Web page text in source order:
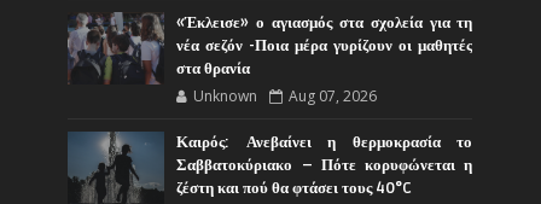
«Έκλεισε» ο αγιασμός στα σχολεία για τη
νέα σεζόν -Ποια μέρα γυρίζουν οι μαθητές
στα θρανία
Unknown Aug 07, 2026
Καιρός: Ανεβαίνει η θερμοκρασία το
Σαββατοκύριακο – Πότε κορυφώνεται η
ζέστη και πού θα φτάσει τους 40°C